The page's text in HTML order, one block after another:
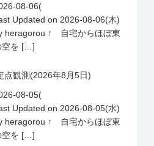
08-06(
Updated on 2026-08-06(木)
heragorou ↑ 自宅からほぼ東
空を […]
点観測(2026年8月5日)
08-05(
Updated on 2026-08-05(水)
heragorou ↑ 自宅からほぼ東
空を […]